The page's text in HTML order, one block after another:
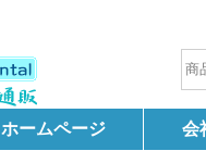
ホームページ 会